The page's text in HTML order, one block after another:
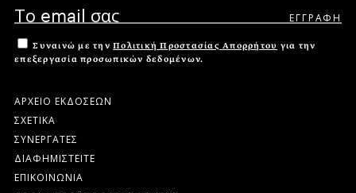
Συναινώ με την Πολιτική Προστασίας Απορρήτου για την
επεξεργασία προσωπικών δεδομένων.
ΑΡΧΕΙΟ ΕΚΔΟΣΕΩΝ
ΣΧΕΤΙΚΑ
ΣΥΝΕΡΓΑΤΕΣ
ΔΙΑΦΗΜΙΣΤΕΙΤΕ
ΕΠΙΚΟΙΝΩΝΙΑ